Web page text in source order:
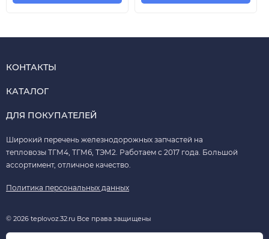
КОНТАКТЫ
КАТАЛОГ
ДЛЯ ПОКУПАТЕЛЕЙ
Широкий перечень железнодорожных запчастей на
тепловозы ТГМ4, ТГМ6, ТЭМ2. Работаем с 2017 года. Большой
ассортимент, отличное качество.
Политика персональных данных
© 2026 teplovoz.32.ru Все права защищены